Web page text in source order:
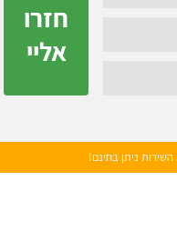
חזרו
אליי
ניתן בחינם!